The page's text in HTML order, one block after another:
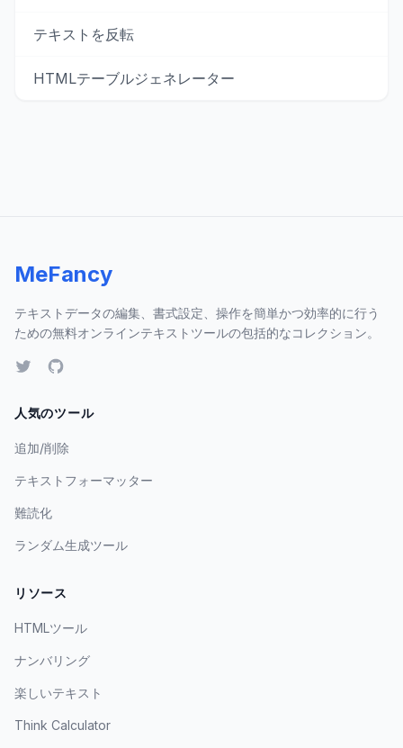
テキストを反転
HTMLテーブルジェネレーター
MeFancy
テキストデータの編集、書式設定、操作を簡単かつ効率的に行う
ための無料オンラインテキストツールの包括的なコレクション。
人気のツール
追加/削除
テキストフォーマッター
難読化
ランダム生成ツール
リソース
HTMLツール
ナンバリング
楽しいテキスト
Think Calculator